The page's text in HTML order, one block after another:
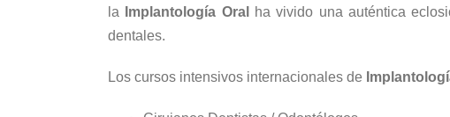
la
Implantología Oral
ha vivido una auténtica
dentales.
Los cursos intensivos internacionales de